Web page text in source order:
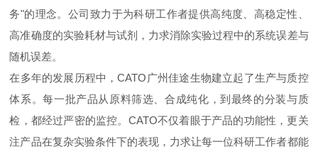
务"的理念。公司致力于为科研工作者提供高纯度、高稳定性、
高准确度的实验耗材与试剂，力求消除实验过程中的系统误差与
随机误差。
在多年的发展历程中，CATO广州佳途生物建立起了生产与质控
体系。每一批产品从原料筛选、合成纯化，到最终的分装与质
检，都经过严密的监控。CATO不仅着眼于产品的功能性，更关
注产品在复杂实验条件下的表现，力求让每一位科研工作者都能